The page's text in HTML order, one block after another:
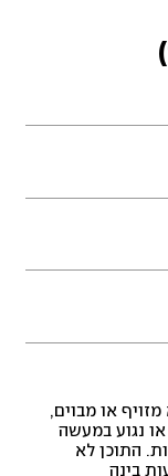
או מבוים,
נגוע במעשה
התוכן לא
בינה